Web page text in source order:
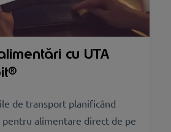
cu UTA
de transport planificând
alimentare direct de pe